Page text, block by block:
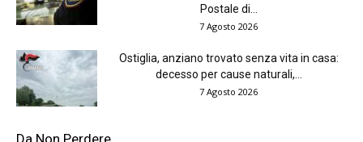
Postale di...
7 Agosto 2026
Ostiglia, anziano trovato senza vita in casa:
decesso per cause naturali,...
7 Agosto 2026
Da Non Perdere